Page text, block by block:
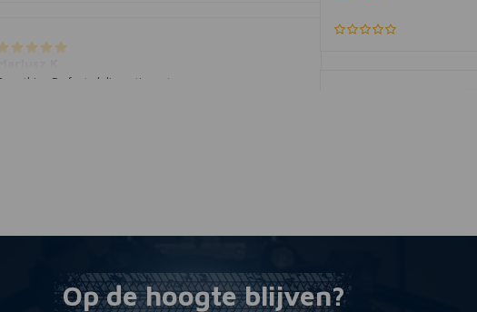
Perfect, delivery time etc..
Op de hoogte blijven?